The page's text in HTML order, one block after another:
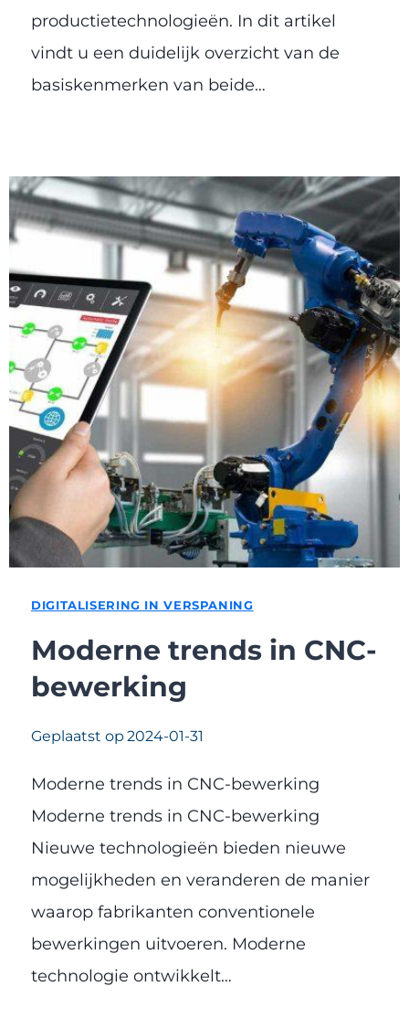
productietechnologieën. In dit artikel
vindt u een duidelijk overzicht van de
basiskenmerken van beide…
DIGITALISERING IN VERSPANING
Moderne trends in CNC-
bewerking
Geplaatst op 2024-01-31
Moderne trends in CNC-bewerking
Moderne trends in CNC-bewerking
Nieuwe technologieën bieden nieuwe
mogelijkheden en veranderen de manier
waarop fabrikanten conventionele
bewerkingen uitvoeren. Moderne
technologie ontwikkelt…